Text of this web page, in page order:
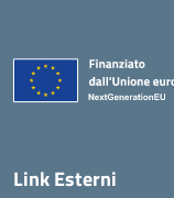
Link Esterni